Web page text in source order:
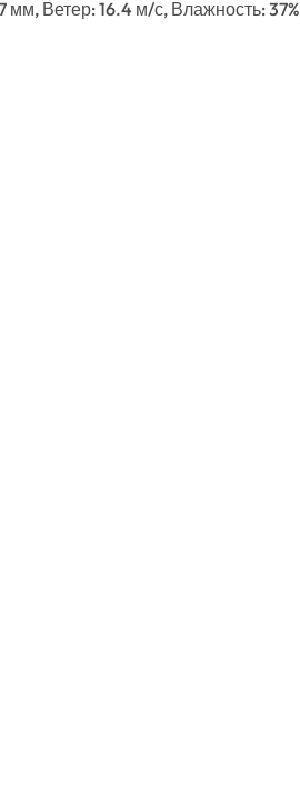
мм, Ветер: 16.4 м/с, Влажность: 37%